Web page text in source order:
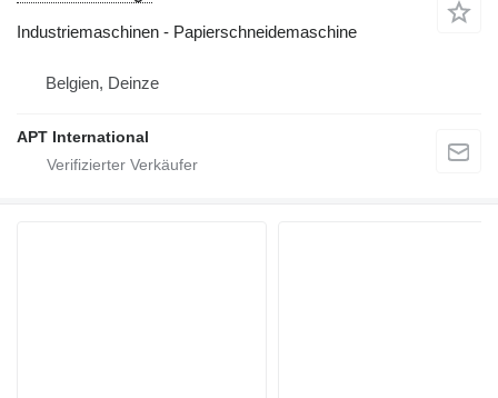
Industriemaschinen - Papierschneidemaschine
Belgien, Deinze
APT International